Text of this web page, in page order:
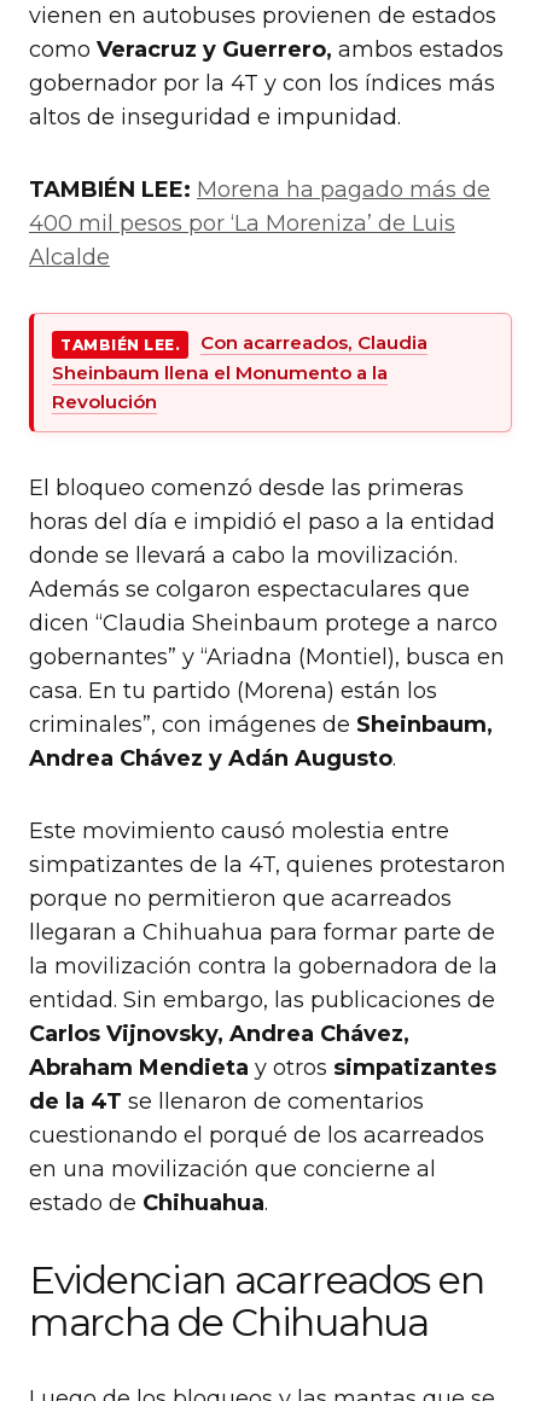
vienen en autobuses provienen de estados
como Veracruz y Guerrero, ambos estados
gobernador por la 4T y con los índices más
altos de inseguridad e impunidad.
TAMBIÉN LEE: Morena ha pagado más de
400 mil pesos por ‘La Moreniza’ de Luis
Alcalde
TAMBIÉN LEE.
Con acarreados, Claudia
Sheinbaum llena el Monumento a la
Revolución
El bloqueo comenzó desde las primeras
horas del día e impidió el paso a la entidad
donde se llevará a cabo la movilización.
Además se colgaron espectaculares que
dicen “Claudia Sheinbaum protege a narco
gobernantes” y “Ariadna (Montiel), busca en
casa. En tu partido (Morena) están los
criminales”, con imágenes de Sheinbaum,
Andrea Chávez y Adán Augusto.
Este movimiento causó molestia entre
simpatizantes de la 4T, quienes protestaron
porque no permitieron que acarreados
llegaran a Chihuahua para formar parte de
la movilización contra la gobernadora de la
entidad. Sin embargo, las publicaciones de
Carlos Vijnovsky, Andrea Chávez,
Abraham Mendieta y otros simpatizantes
de la 4T se llenaron de comentarios
cuestionando el porqué de los acarreados
en una movilización que concierne al
estado de Chihuahua.
Evidencian acarreados en
marcha de Chihuahua